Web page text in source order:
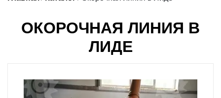
ОКОРОЧНАЯ ЛИНИЯ В
ЛИДЕ